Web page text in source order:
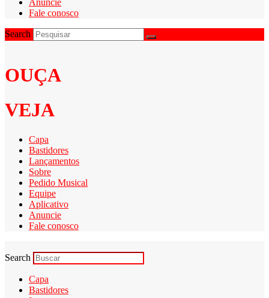
Fale conosco
Search
OUÇA
VEJA
Capa
Bastidores
Lançamentos
Sobre
Pedido Musical
Equipe
Aplicativo
Anuncie
Fale conosco
Search
Capa
Bastidores